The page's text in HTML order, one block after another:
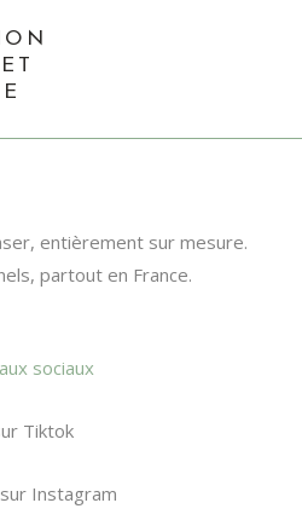
entièrement sur mesure.
partout en France.
sociaux
Tiktok
Instagram